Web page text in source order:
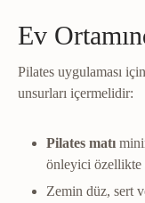
Ev
Pilates uygulaması
unsurları içermelidir:
Pilates matı
önleyici özellikte
Zemin düz, sert